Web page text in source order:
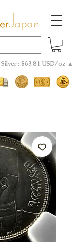
Silver : $63.81 USD/oz ▲